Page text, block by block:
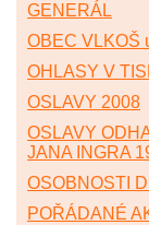
GENERÁL
OBEC VLKOŠ
OHLASY V
OSLAVY 2008
OSLAVY
JANA INGRA
OSOBNOSTI
POŘÁDANÉ